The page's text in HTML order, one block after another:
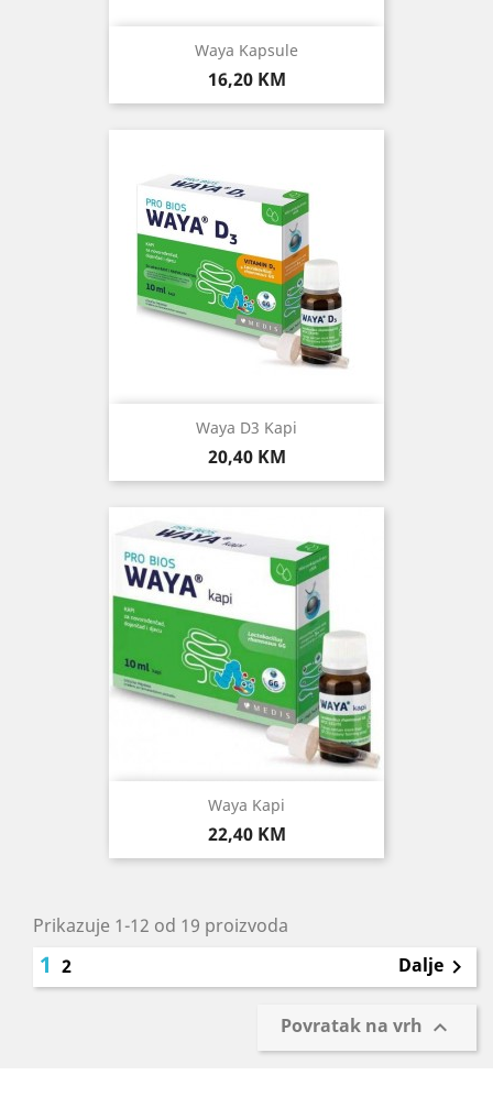
Waya Kapsule
Cijena
16,20 KM
Waya D3 Kapi
Cijena
20,40 KM
Waya Kapi
Cijena
22,40 KM
Prikazuje 1-12 od 19 proizvoda
1 2 Dalje 
Povratak na vrh 